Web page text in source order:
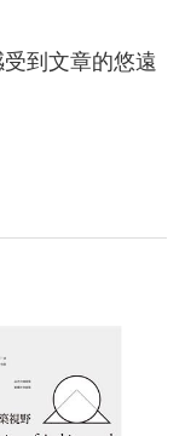
到文章的悠遠